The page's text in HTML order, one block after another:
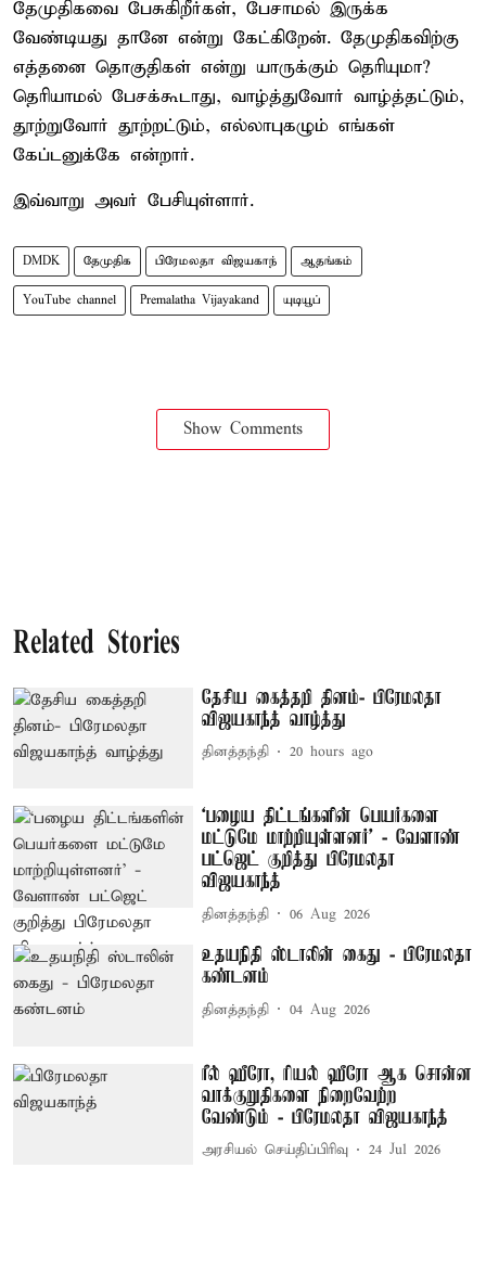
தேமுதிகவை பேசுகிறீர்கள், பேசாமல் இருக்க
வேண்டியது தானே என்று கேட்கிறேன். தேமுதிகவிற்கு
எத்தனை தொகுதிகள் என்று யாருக்கும் தெரியுமா?
தெரியாமல் பேசக்கூடாது, வாழ்த்துவோர் வாழ்த்தட்டும்,
தூற்றுவோர் தூற்றட்டும், எல்லாபுகழும் எங்கள்
கேப்டனுக்கே என்றார்.
இவ்வாறு அவர் பேசியுள்ளார்.
DMDK தேமுதிக பிரேமலதா விஜயகாந் ஆதங்கம்
YouTube channel Premalatha Vijayakand யுடியூப்
Show Comments
Related Stories
தேசிய கைத்தறி தினம்- பிரேமலதா
விஜயகாந்த் வாழ்த்து
தினத்தந்தி 20 hours ago
‘பழைய திட்டங்களின் பெயர்களை
மட்டுமே மாற்றியுள்ளனர்’ - வேளாண்
பட்ஜெட் குறித்து பிரேமலதா
விஜயகாந்த்
தினத்தந்தி 06 Aug 2026
உதயநிதி ஸ்டாலின் கைது - பிரேமலதா
கண்டனம்
தினத்தந்தி 04 Aug 2026
ரீல் ஹீரோ, ரியல் ஹீரோ ஆக சொன்ன
வாக்குறுதிகளை நிறைவேற்ற
வேண்டும் - பிரேமலதா விஜயகாந்த்
அரசியல் செய்திப்பிரிவு 24 Jul 2026